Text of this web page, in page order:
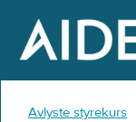
Avlyste styrekurs